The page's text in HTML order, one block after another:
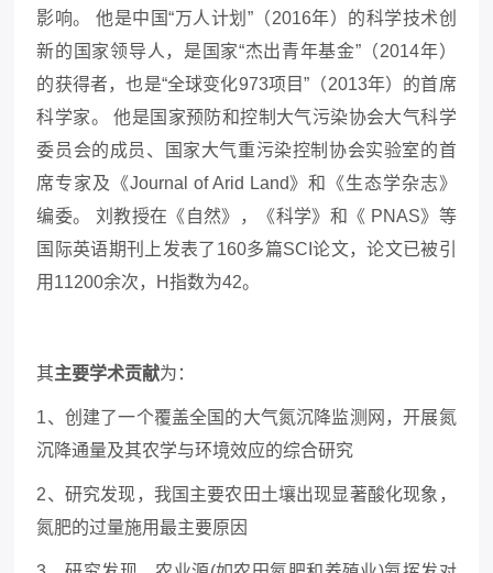
影响。
他是中国“万人计划 ”（2016年）的科学技术创
新的国家领导人，是国家“杰出青年基金”（2014年）
的获得者，也是“全球变化973项目” （2013年）的首席
科学家。 他是国家预防和控制大气污染协会大气科学
委员会的成员、国家大气重污染控制协会实验室的首
席专家及《Journal of Arid Land》和《生态学杂志》
编委。 刘教授在《自然》，《科学》和《 PNAS》等
国际英语期刊上发表了 160多篇SCI 论文，论文已被引
用 11200余次， H指数为42。
其主要学术贡献为：
1、创建了一个覆盖全国的大气氮沉降监测网，开展氮
沉降通量及其农学与环境效应的综合研究
2、研究发现，我国主要农田土壤出现显著酸化现象，
氮肥的过量施用最主要原因